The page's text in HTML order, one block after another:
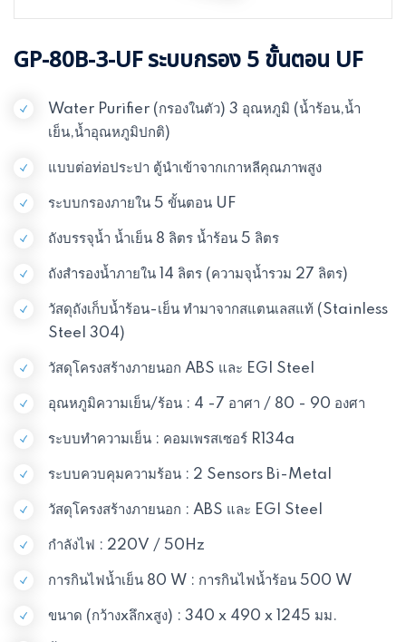
GP-80B-3-UF ระบบกรอง 5 ขั้นตอน UF
Water Purifier (กรองในตัว) 3 อุณหภูมิ (น้ำร้อน,น้ำ
เย็น,น้ำอุณหภูมิปกติ)
แบบต่อท่อประปา ตู้นำเข้าจากเกาหลีคุณภาพสูง
ระบบกรองภายใน 5 ขั้นตอน UF
ถังบรรจุน้ำ น้ำเย็น 8 ลิตร น้ำร้อน 5 ลิตร
ถังสำรองน้ำภายใน 14 ลิตร (ความจุน้ำรวม 27 ลิตร)
วัสดุถังเก็บน้ำร้อน-เย็น ทำมาจากสแตนเลสแท้ (Stainless
Steel 304)
วัสดุโครงสร้างภายนอก ABS และ EGI Steel
อุณหภูมิความเย็น/ร้อน : 4 -7 อาศา / 80 - 90 องศา
ระบบทำความเย็น : คอมเพรสเซอร์ R134a
ระบบควบคุมความร้อน : 2 Sensors Bi-Metal
วัสดุโครงสร้างภายนอก : ABS และ EGI Steel
กำลังไฟ : 220V / 50Hz
การกินไฟน้ำเย็น 80 W : การกินไฟน้ำร้อน 500 W
ขนาด (กว้างxลึกxสูง) : 340 x 490 x 1245 มม.